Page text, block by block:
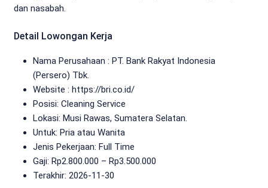
dan nasabah.
Detail Lowongan Kerja
Nama Perusahaan : PT. Bank Rakyat Indonesia
(Persero) Tbk.
Website : https://bri.co.id/
Posisi: Cleaning Service
Lokasi: Musi Rawas, Sumatera Selatan.
Untuk: Pria atau Wanita
Jenis Pekerjaan: Full Time
Gaji: Rp2.800.000 – Rp3.500.000
Terakhir: 2026-11-30